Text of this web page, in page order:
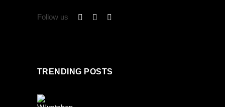
Follow us
TRENDING POSTS